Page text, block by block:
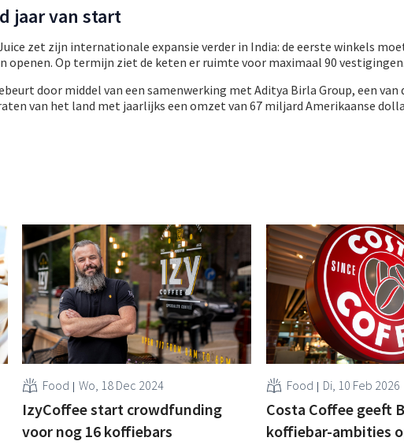
jaar van start
zet zijn internationale expansie verder in India: de eerste winkels
openen. Op termijn ziet de keten er ruimte voor maximaal 90 vestigingen.
door middel van een samenwerking met Aditya Birla Group, een
van het land met jaarlijks een omzet van 67 miljard Amerikaanse
Food Wo, 18 Dec 2024
IzyCoffee start crowdfunding
voor nog 16 koffiebars
Food Di, 10 Feb 2026
Costa Coffee geeft
koffiebar-ambities